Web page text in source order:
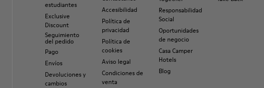
estudiantes
Exclusive
Discount
Seguimiento
del pedido
Pago
Envíos
Devoluciones y
cambios
Accesibilidad
Política de
privacidad
Política de
cookies
Aviso legal
Condiciones de
venta
Responsabilidad
Social
Oportunidades
de negocio
Casa Camper
Hotels
Blog